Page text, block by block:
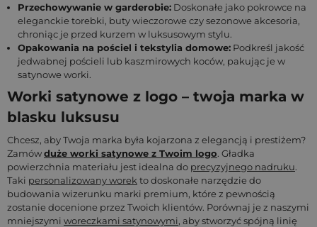
Przechowywanie w garderobie: Doskonałe jako pokrowce na
eleganckie torebki, buty wieczorowe czy sezonowe akcesoria,
chroniąc je przed kurzem w luksusowym stylu.
Opakowania na pościel i tekstylia domowe: Podkreśl jakość
jedwabnej pościeli lub kaszmirowych koców, pakując je w
satynowe worki.
Worki satynowe z logo – twoja marka w
blasku luksusu
Chcesz, aby Twoja marka była kojarzona z elegancją i prestiżem?
Zamówduże worki satynowe z Twoim logo. Gładka
powierzchnia materiału jest idealna do precyzyjnego nadruku.
Taki personalizowany worek to doskonałe narzędzie do
budowania wizerunku marki premium, które z pewnością
zostanie docenione przez Twoich klientów. Porównaj je z naszymi
mniejszymi woreczkami satynowymi, aby stworzyć spójną linię